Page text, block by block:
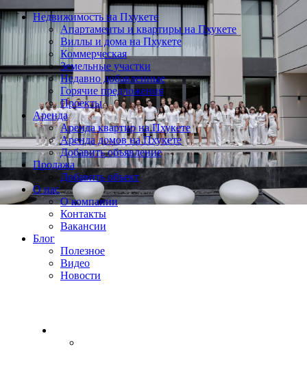
Недвижимость на Пхукете
Апартаменты и квартиры на Пхукете
Виллы и дома на Пхукете
Коммерческая
Земельные участки
Недавно добавленные
Горячие предложения
Проекты
Аренда
Аренда квартир на Пхукете
Аренда домов на Пхукете
Добавить объявление
Продажа
Добавить объект
О нас
О компании
Контакты
Вакансии
Блог
Полезное
Видео
Новости